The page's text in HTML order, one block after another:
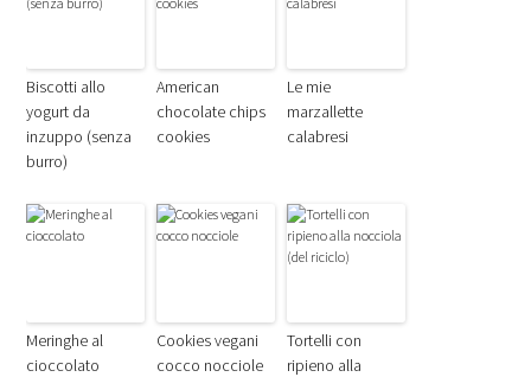
Biscotti allo
yogurt da
inzuppo (senza
burro)
American
chocolate chips
cookies
Le mie
marzallette
calabresi
Meringhe al
cioccolato
Cookies vegani
cocco nocciole
Tortelli con
ripieno alla